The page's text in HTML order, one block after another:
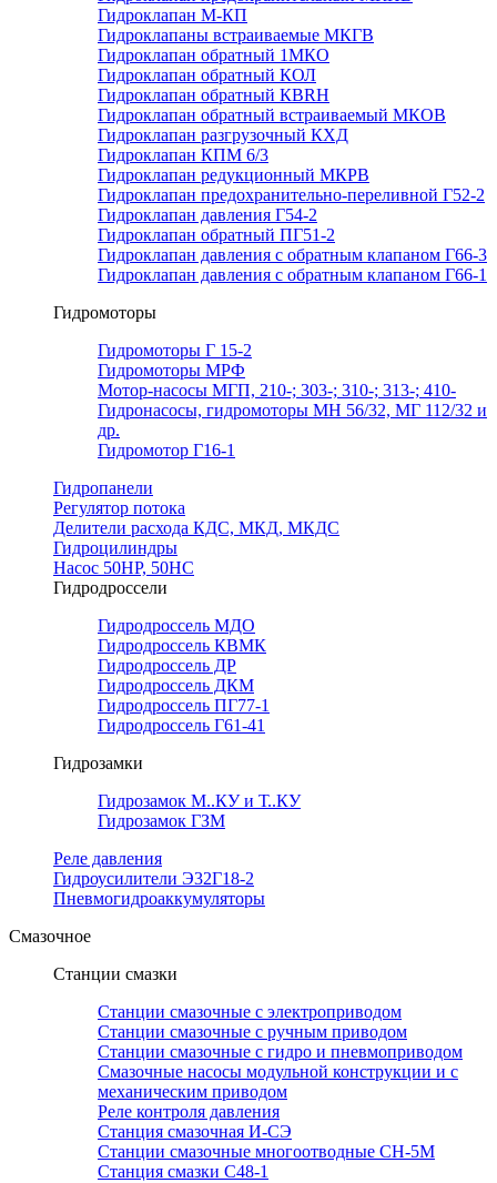
Гидроклапан М-КП
Гидроклапаны встраиваемые МКГВ
Гидроклапан обратный 1МКО
Гидроклапан обратный КОЛ
Гидроклапан обратный КВRН
Гидроклапан обратный встраиваемый МКОВ
Гидроклапан разгрузочный КХД
Гидроклапан КПМ 6/3
Гидроклапан редукционный МКРВ
Гидроклапан предохранительно-переливной Г52-2
Гидроклапан давления Г54-2
Гидроклапан обратный ПГ51-2
Гидроклапан давления с обратным клапаном Г66-3
Гидроклапан давления с обратным клапаном Г66-1
Гидромоторы
Гидромоторы Г 15-2
Гидромоторы МРФ
Мотор-насосы МГП, 210-; 303-; 310-; 313-; 410-
Гидронасосы, гидромоторы МН 56/32, МГ 112/32 и
др.
Гидромотор Г16-1
Гидропанели
Регулятор потока
Делители расхода КДС, МКД, МКДС
Гидроцилиндры
Насос 50НР, 50НС
Гидродроссели
Гидродроссель МДО
Гидродроссель КВМК
Гидродроссель ДР
Гидродроссель ДКМ
Гидродроссель ПГ77-1
Гидродроссель Г61-41
Гидрозамки
Гидрозамок М..КУ и Т..КУ
Гидрозамок ГЗМ
Реле давления
Гидроусилители Э32Г18-2
Пневмогидроаккумуляторы
Смазочное
Станции смазки
Станции смазочные с электроприводом
Станции смазочные с ручным приводом
Станции смазочные с гидро и пневмоприводом
Смазочные насосы модульной конструкции и с
механическим приводом
Реле контроля давления
Станция смазочная И-СЭ
Станции смазочные многоотводные СН-5М
Станция смазки С48-1